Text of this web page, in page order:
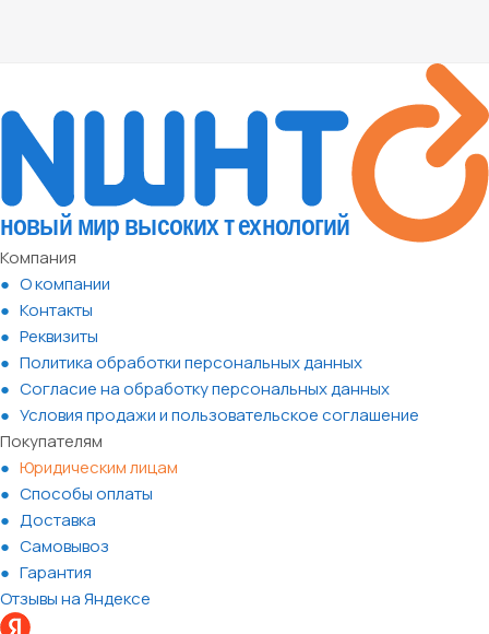
Компания
О компании
Контакты
Реквизиты
Политика обработки персональных данных
Согласие на обработку персональных данных
Условия продажи и пользовательское соглашение
Покупателям
Юридическим лицам
Способы оплаты
Доставка
Самовывоз
Гарантия
Отзывы на Яндексе